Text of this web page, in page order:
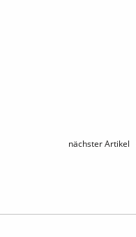
nächster Artikel